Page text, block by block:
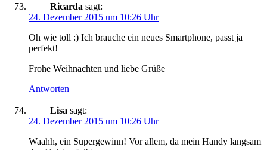
Ricarda sagt:
24. Dezember 2015 um 10:26 Uhr
Oh wie toll :) Ich brauche ein neues Smartphone, passt ja
perfekt!
Frohe Weihnachten und liebe Grüße
Antworten
Lisa sagt:
24. Dezember 2015 um 10:26 Uhr
Waahh, ein Supergewinn! Vor allem, da mein Handy langsam